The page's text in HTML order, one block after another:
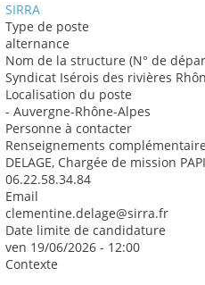
SIRRA
Type de poste
alternance
Nom de la structure (N° de
Syndicat Isérois des rivières
Localisation du poste
- Auvergne-Rhône-Alpes
Personne à contacter
Renseignements
DELAGE, Chargée de mission
06.22.58.34.84
Email
clementine.delage@sirra.fr
Date limite de candidature
ven 19/06/2026 - 12:00
Contexte